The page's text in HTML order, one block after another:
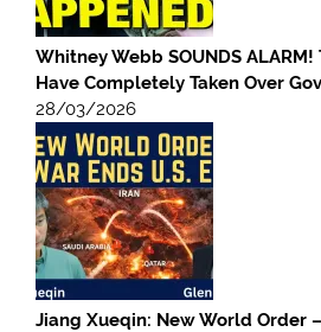
Whitney Webb SOUNDS
Have Completely Taken Over
28/03/2026
Jiang Xueqin: New World Order